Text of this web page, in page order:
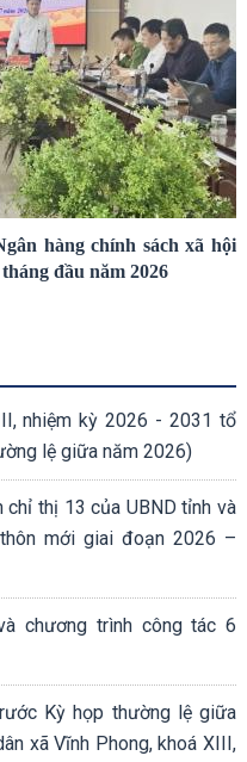
hàng chính sách xã hội
đầu năm 2026
nhiệm kỳ 2026 - 2031 tổ
lệ giữa năm 2026)
chỉ thị 13 của UBND tỉnh và
mới giai đoạn 2026 –
chương trình công tác 6
Kỳ họp thường lệ giữa
xã Vĩnh Phong, khoá XIII,